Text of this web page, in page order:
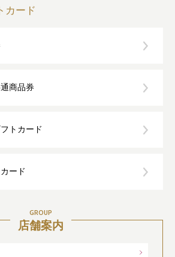
カード
商品券
トカード
ード
GROUP
店舗案内